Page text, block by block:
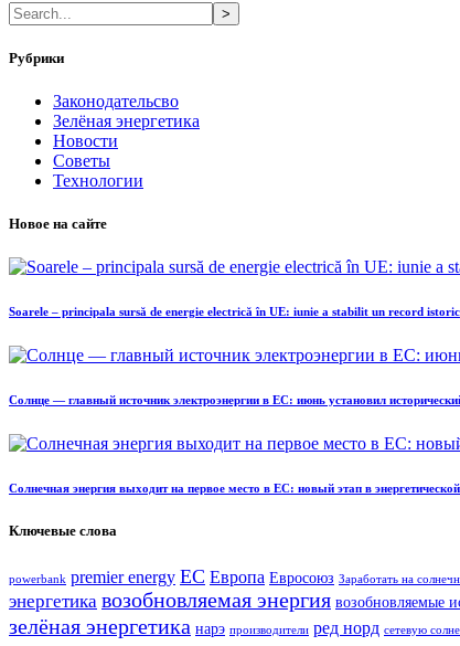
>
Рубрики
Законодательсво
Зелёная энергетика
Новости
Советы
Технологии
Новое на сайте
Soarele – principala sursă de energie electrică în UE: iunie a stabilit un record istoric
Солнце — главный источник электроэнергии в ЕС: июнь установил
Солнечная энергия выходит на первое место в ЕС: новый этап в
Ключевые слова
powerbank premier energy ЕС Европа Евросоюз Заработать на
энергетика возобновляемая энергия возобновляемые
зелёная энергетика нарэ производители ред норд сетевую